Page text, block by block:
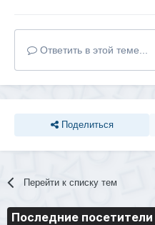
Ответить в этой теме...
Поделиться
Перейти к списку тем
Последние посетители